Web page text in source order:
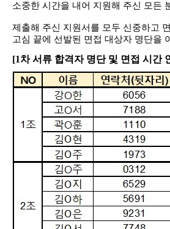
소중한 시간을 내어 지원해 주신 모든
제출해 주신 지원서를 모두 신중하고
고심 끝에 선발된 면접 대상자 명단을
[1차 서류 합격자 명단 및 면접 시간